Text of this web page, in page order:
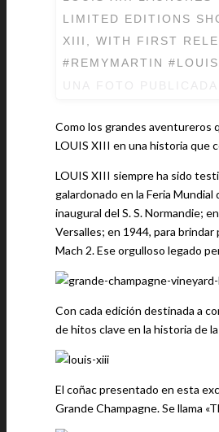
LIMITED EDITIONS
XIII, WITH FIRST
#REMYMARTIN
Como los grandes aventureros
LOUIS XIII en una historia que
LOUIS XIII siempre ha sido
galardonado en la Feria
inaugural del S. S. Normandie;
Versalles; en 1944, para
Mach 2. Ese orgulloso legado
Con cada edición destinada a
de hitos clave en la historia de
El coñac presentado en esta
Grande Champagne. Se llama